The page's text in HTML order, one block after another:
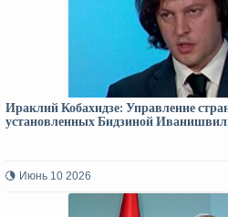
Ираклий Кобахидзе: Управление
установленных Бидзиной
Июнь 10 2026